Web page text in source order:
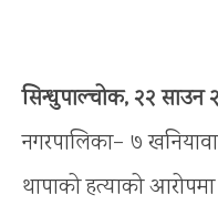
सिन्धुपाल्चोक, २२ साउन
नगरपालिका– ७
थापाको हत्याको